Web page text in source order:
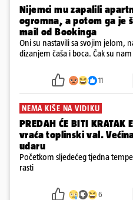
Nijemci mu zapalili
ogromna, a potom ga je
mail od Bookinga
Oni su nastavili sa svojim jelom,
dizanjem čaša i boca. Čak su
požar, rekao je vlasnik
11
NEMA KIŠE NA VIDIKU
PREDAH ĆE BITI KRATAK
vraća toplinski val.
udaru
Početkom sljedećeg tjedna
rasti
6